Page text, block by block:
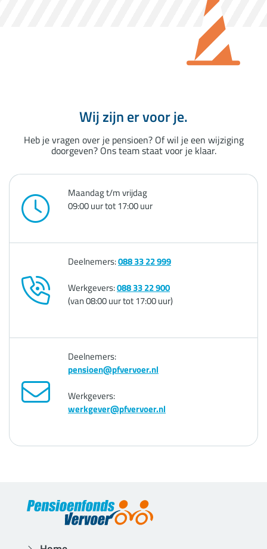
Wij zijn er voor je.
Heb je vragen over je pensioen? Of wil je een wijziging
doorgeven? Ons team staat voor je klaar.
Maandag t/m vrijdag
09:00 uur tot 17:00 uur
Deelnemers:088 33 22 999
Werkgevers:088 33 22 900
(van 08:00 uur tot 17:00 uur)
Deelnemers:
pensioen@pfvervoer.nl
Werkgevers:
werkgever@pfvervoer.nl